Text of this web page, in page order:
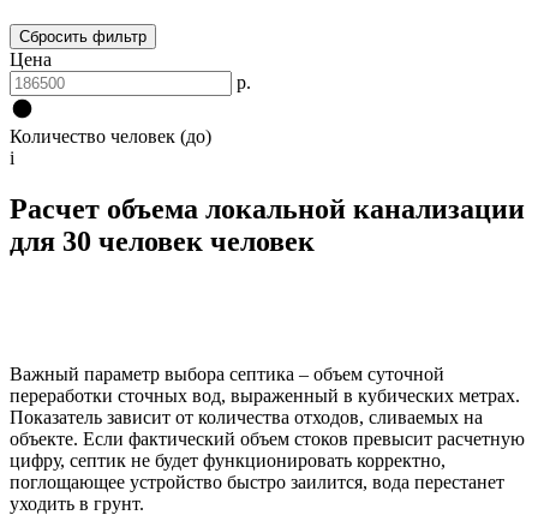
Сбросить фильтр
Цена
р.
Количество человек (до)
i
Расчет объема локальной канализации
для 30 человек человек
Важный параметр выбора септика – объем суточной
переработки сточных вод, выраженный в кубических метрах.
Показатель зависит от количества отходов, сливаемых на
объекте. Если фактический объем стоков превысит расчетную
цифру, септик не будет функционировать корректно,
поглощающее устройство быстро заилится, вода перестанет
уходить в грунт.